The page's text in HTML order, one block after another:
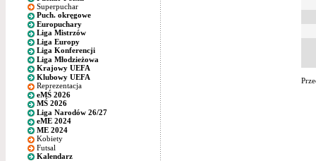
Superpuchar
Puch. okręgowe
Europuchary
Liga Mistrzów
Liga Europy
Liga Konferencji
Liga Młodzieżowa
Krajowy UEFA
Klubowy UEFA
Reprezentacja
eMŚ 2026
MŚ 2026
Liga Narodów 26/27
eME 2024
ME 2024
Kobiety
Futsal
Kalendarz